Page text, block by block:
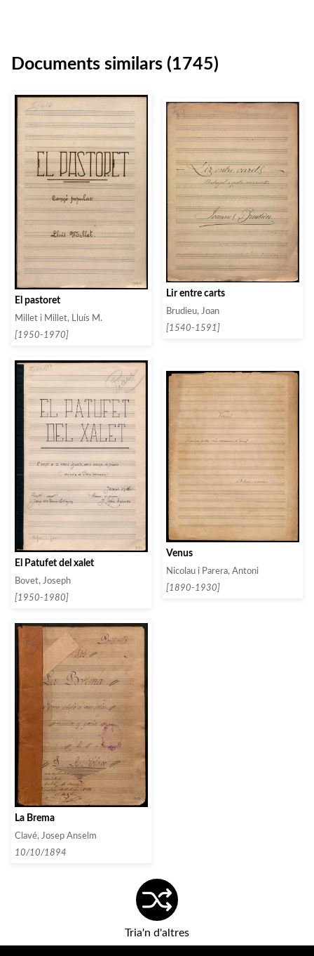
Documents similars (1745)
El pastoret
Millet i Millet, Lluís M.
[1950-1970]
Lir entre carts
Brudieu, Joan
[1540-1591]
El Patufet del xalet
Bovet, Joseph
[1950-1980]
Venus
Nicolau i Parera, Antoni
[1890-1930]
La Brema
Clavé, Josep Anselm
10/10/1894
Tria'n d'altres